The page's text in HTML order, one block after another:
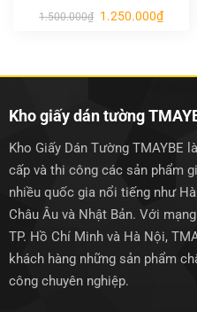
1.500.000₫ Giá
1.250.000₫Giá
hiện
Kho giấy dán tường
Kho Giấy Dán Tường TMAYBE
cấp và thi công các sản phẩm
nhiều quốc gia nổi tiếng như
Châu Âu và Nhật Bản. Với
TP. Hồ Chí Minh và Hà Nội,
khách hàng những sản phẩm
công chuyên nghiệp.